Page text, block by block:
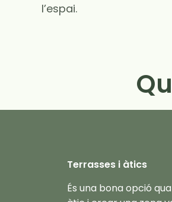
l’espai.
Terrasses i àtics
És una bona opció